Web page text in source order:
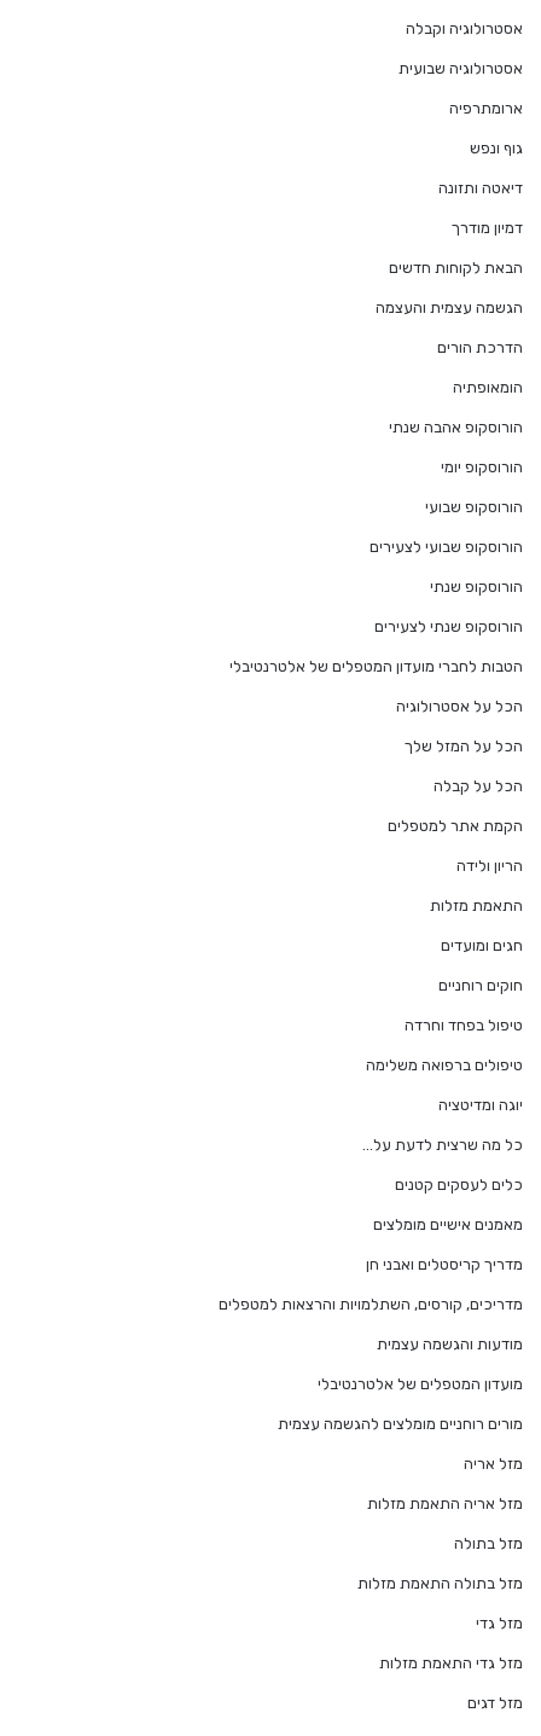
אסטרולוגיה וקבלה
אסטרולוגיה שבועית
ארומתרפיה
גוף ונפש
דיאטה ותזונה
דמיון מודרך
הבאת לקוחות חדשים
הגשמה עצמית והעצמה
הדרכת הורים
הומאופתיה
הורוסקופ אהבה שנתי
הורוסקופ יומי
הורוסקופ שבועי
הורוסקופ שבועי לצעירים
הורוסקופ שנתי
הורוסקופ שנתי לצעירים
הטבות לחברי מועדון המטפלים של אלטרנטיבלי
הכל על אסטרולוגיה
הכל על המזל שלך
הכל על קבלה
הקמת אתר למטפלים
הריון ולידה
התאמת מזלות
חגים ומועדים
חוקים רוחניים
טיפול בפחד וחרדה
טיפולים ברפואה משלימה
יוגה ומדיטציה
כל מה שרצית לדעת על…
כלים לעסקים קטנים
מאמנים אישיים מומלצים
מדריך קריסטלים ואבני חן
מדריכים, קורסים, השתלמויות והרצאות למטפלים
מודעות והגשמה עצמית
מועדון המטפלים של אלטרנטיבלי
מורים רוחניים מומלצים להגשמה עצמית
מזל אריה
מזל אריה התאמת מזלות
מזל בתולה
מזל בתולה התאמת מזלות
מזל גדי
מזל גדי התאמת מזלות
מזל דגים